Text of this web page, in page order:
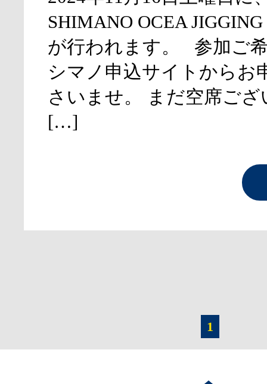
SHIMANO OCEA
が行われます。 参加ご
シマノ申込サイトからお
さいませ。 まだ空席ござ
[…]
1